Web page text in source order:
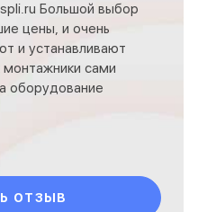
Большой выбор
цены, и очень
и устанавливают
сами
оборудование
ОТЗЫВ